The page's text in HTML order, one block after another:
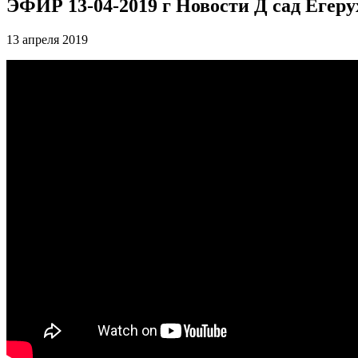
ЭФИР 13-04-2019 г Новости Д сад
13 апреля 2019